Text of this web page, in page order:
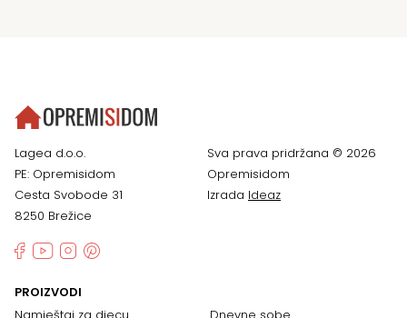
Lagea d.o.o.
PE: Opremisidom
Cesta Svobode 31
8250 Brežice
Sva prava pridržana © 2026
Opremisidom
Izrada Ideaz
PROIZVODI